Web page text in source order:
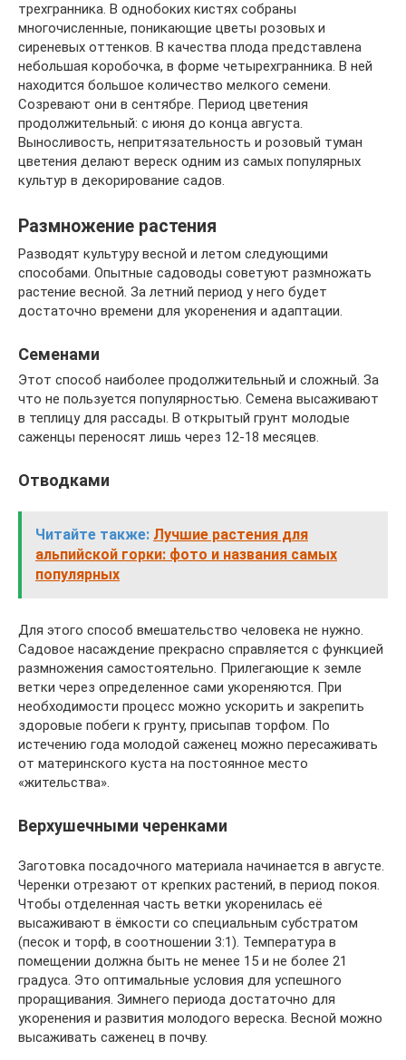
трехгранника. В однобоких кистях собраны
многочисленные, поникающие цветы розовых и
сиреневых оттенков. В качества плода представлена
небольшая коробочка, в форме четырехгранника. В ней
находится большое количество мелкого семени.
Созревают они в сентябре. Период цветения
продолжительный: с июня до конца августа.
Выносливость, непритязательность и розовый туман
цветения делают вереск одним из самых популярных
культур в декорирование садов.
Размножение растения
Разводят культуру весной и летом следующими
способами. Опытные садоводы советуют размножать
растение весной. За летний период у него будет
достаточно времени для укоренения и адаптации.
Семенами
Этот способ наиболее продолжительный и сложный. За
что не пользуется популярностью. Семена высаживают
в теплицу для рассады. В открытый грунт молодые
саженцы переносят лишь через 12-18 месяцев.
Отводками
Читайте также: Лучшие растения для
альпийской горки: фото и названия самых
популярных
Для этого способ вмешательство человека не нужно.
Садовое насаждение прекрасно справляется с функцией
размножения самостоятельно. Прилегающие к земле
ветки через определенное сами укореняются. При
необходимости процесс можно ускорить и закрепить
здоровые побеги к грунту, присыпав торфом. По
истечению года молодой саженец можно пересаживать
от материнского куста на постоянное место
«жительства».
Верхушечными черенками
Заготовка посадочного материала начинается в августе.
Черенки отрезают от крепких растений, в период покоя.
Чтобы отделенная часть ветки укоренилась её
высаживают в ёмкости со специальным субстратом
(песок и торф, в соотношении 3:1). Температура в
помещении должна быть не менее 15 и не более 21
градуса. Это оптимальные условия для успешного
проращивания. Зимнего периода достаточно для
укоренения и развития молодого вереска. Весной можно
высаживать саженец в почву.